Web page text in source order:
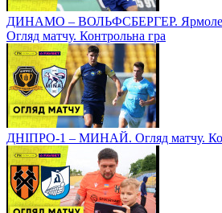
ДИНАМО – ВОЛЬФСБЕРГЕР.
Огляд матчу. Контрольна гра
ДНІПРО-1 – МИНАЙ. Огляд матчу.